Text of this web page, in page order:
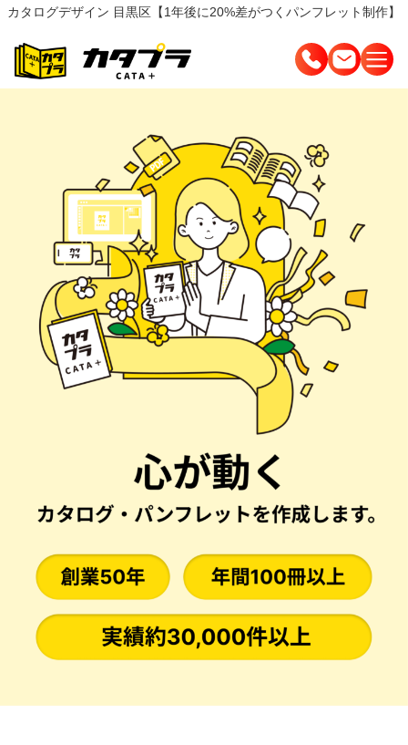
カタログデザイン 目黒区【1年後に20%差がつくパンフレット制作】